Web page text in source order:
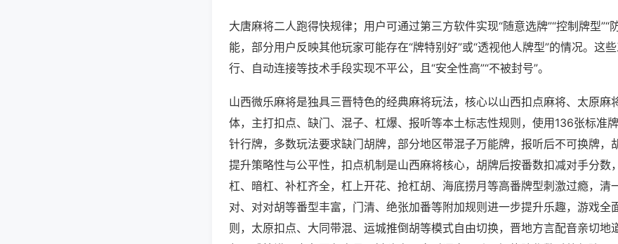
大唐麻将二人跑得快规律；用户可通过第三方软件实现“随意选牌”“控制牌型”“
能，部分用户反映其他玩家可能存在“牌特别好”或“透视他人牌型”的情况。这
行、自动连接等技术手段实现不平公，且“安全性高”“不被封号”。
山西微乐麻将是独具三晋特色的经典麻将玩法，核心以山西扣点麻将、太原麻
体，主打扣点、缺门、混子、杠爆、报听等本土标志性规则，使用136张标准
针行牌，多数玩法要求缺门胡牌，部分地区带混子万能牌，报听后不可换牌，
提升策略性与公平性，扣点机制是山西麻将核心，胡牌后按番数扣减对手分数
杠、暗杠、补杠齐全，杠上开花、抢杠胡、海底捞月等高番牌型刺激过瘾，清
对、对对胡等番型丰富，门清、绝张加番等附加规则进一步提升乐趣，游戏全
则，太原扣点、大同带混、运城推倒胡等模式自由切换，晋地方言配音亲切地